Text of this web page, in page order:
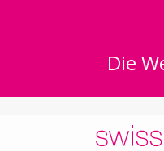
Die